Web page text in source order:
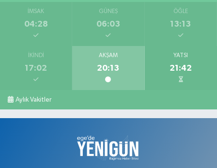
İMSAK
04:28
GÜNEŞ
06:03
ÖĞLE
13:13
İKINDI
17:02
AKŞAM
20:13
YATSI
21:42
Aylık Vakitler